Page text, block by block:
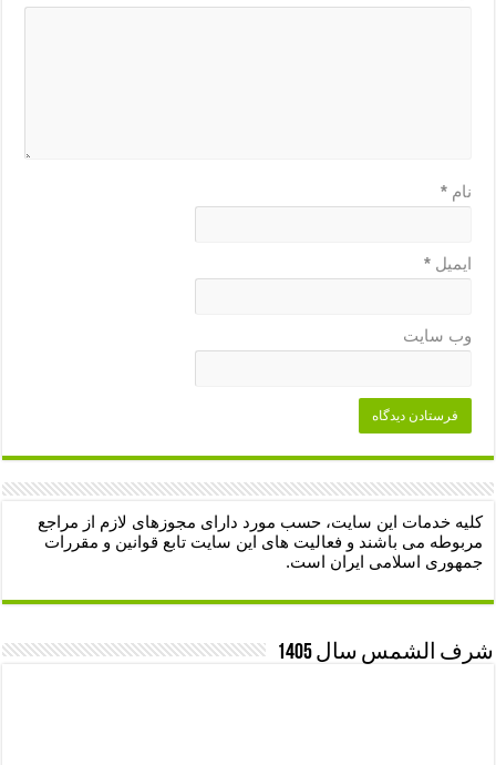
نام*
ایمیل*
وب‌ سایت
کلیه خدمات این سایت، حسب مورد دارای مجوزهای لازم از مراجع
مربوطه می باشند و فعالیت های این سایت تابع قوانین و مقررات
جمهوری اسلامی ایران است.
شرف الشمس سال 1405